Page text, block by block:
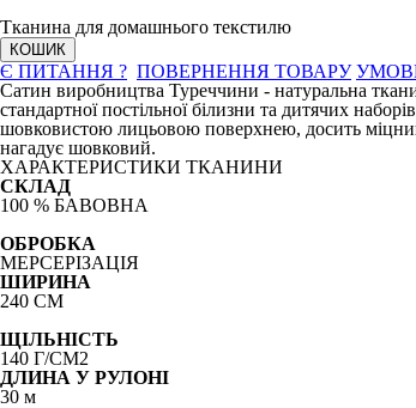
Тканина для домашнього текстилю
КОШИК
Є ПИТАННЯ ? ПОВЕРНЕННЯ ТОВАРУ
Сатин виробництва Туреччини - натуральна
стандартної постільної білизни та дитячих
шовковистою лицьовою поверхнею, досить
нагадує шовковий.
ХАРАКТЕРИСТИКИ ТКАНИНИ
СКЛАД
100 % БАВОВНА
ОБРОБКА
МЕРСЕРІЗАЦІЯ
ШИРИНА
240 СМ
ЩІЛЬНІСТЬ
140 Г/СМ2
ДЛИНА У РУЛОНІ
30 м